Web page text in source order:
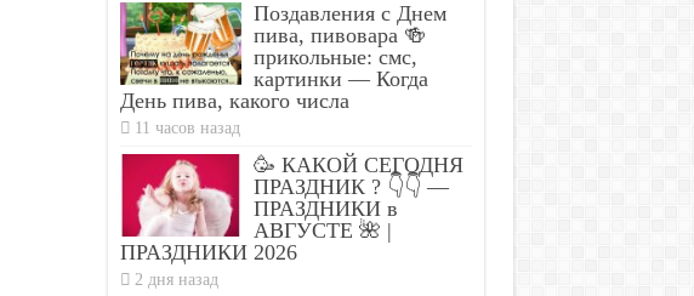
Поздавления с Днем
пива, пивовара 🍻
прикольные: смс,
картинки — Когда
День пива, какого числа
11 часов назад
🥳 КАКОЙ СЕГОДНЯ
ПРАЗДНИК ? 👇👇 —
ПРАЗДНИКИ в
АВГУСТЕ 🌺 |
ПРАЗДНИКИ 2026
2 дня назад